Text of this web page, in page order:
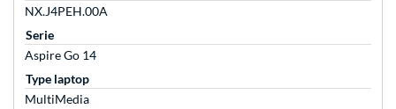
NX.J4PEH.00A
Serie
Aspire Go 14
Type laptop
MultiMedia